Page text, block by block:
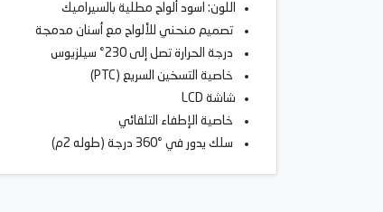
اللون: اسود ألواح مطلية بالسيراميك
تصميم منحني للألواح مع أسنان مدمجة
درجة الحرارة تصل إلى 230° سيلزيوس
خاصية التسخين السريع (PTC)
شاشة LCD
خاصية الإطفاء التلقائي
سلك يدور في °360 درجة (طوله 2م)